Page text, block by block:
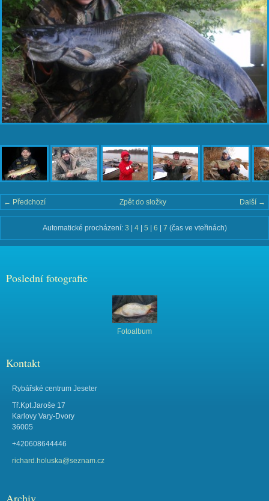
← Předchozí Další →
Zpět do složky
Automatické procházení: 3 4| 5 6 7 (čas ve vteřinách)
Poslední fotografie
Fotoalbum
Kontakt
Rybářské centrum Jeseter
Tř.Kpt.Jaroše 17
Karlovy Vary-Dvory
36005
+420608644446
richard.holuska@seznam.cz
Archiv